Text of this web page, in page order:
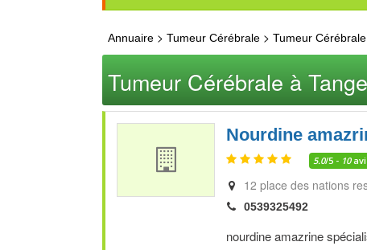
Annuaire > Tumeur Cérébrale > Tumeur
Tumeur Cérébrale à
Nourdine
5.0/5 - 10
12 place des nations
0539325492
nourdine amazrine